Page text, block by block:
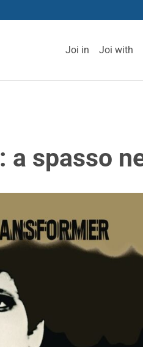
Joi in Joi with
a spasso